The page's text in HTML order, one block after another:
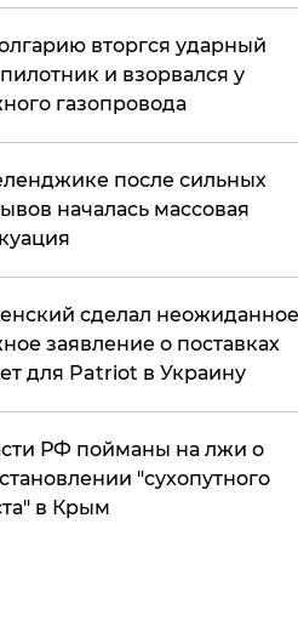
вторгся ударный
и взорвался у
газопровода
после сильных
началась массовая
сделал неожиданное
заявление о поставках
для Patriot в Украину
РФ пойманы на лжи о
"сухопутного
в Крым